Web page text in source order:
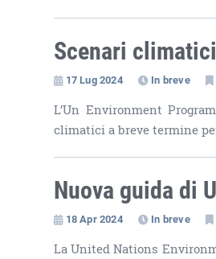
Scenari
17 Lug 2024 In breve
L’Un Environment
climatici a breve termine
Nuova guida di
18 Apr 2024 In breve
La United Nations